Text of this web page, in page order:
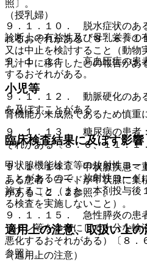
（授乳婦）
診断上の有益性及び母乳栄養の
又は中止を検討すること（動物
乳汁中に移行したとの報告があ
小児等
腎機能が未成熟であるため慎重
臨床検査結果に及ぼす影響
甲状腺機能検査等の放射性ヨー
ことがあるので、放射性ヨード
施すること（また、本剤投与後
る検査を実施しないこと）。
適用上の注意、取扱い上の
（適用上の注意）
照〕。
９．１．１０． 脱水症状のあ
れるおそれがある〔８．６、１
９．１．１１． 高血圧症の患
するおそれがある。
９．１．１２． 動脈硬化のあ
を及ぼすことがある。
９．１．１３． 糖尿病の患者
それがある〔８．６、１１．１
９．１．１４． 甲状腺疾患＜
ある患者：ヨードが甲状腺に集
がある〔２．２参照〕。
９．１．１５． 急性膵炎の患
ライン等を参考にして十分な輸
悪化するおそれがある）〔８．
参照〕。